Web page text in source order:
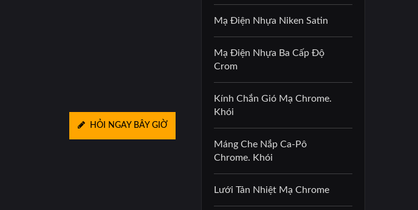
HỎI NGAY BÂY GIỜ
Mạ Điện Nhựa Niken Satin
Mạ Điện Nhựa Ba Cấp Độ
Crom
Kính Chắn Gió Mạ Chrome.
Khói
Máng Che Nắp Ca-Pô
Chrome. Khói
Lưới Tản Nhiệt Mạ Chrome